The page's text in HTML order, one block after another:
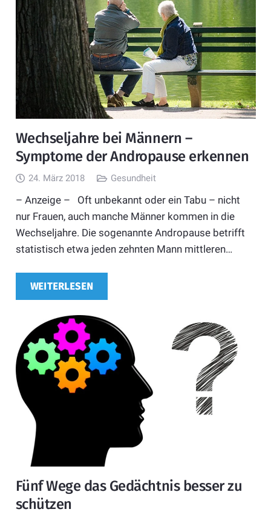
Wechseljahre bei Männern –
Symptome der Andropause erkennen
24. März 2018 Gesundheit
– Anzeige – Oft unbekannt oder ein Tabu – nicht
nur Frauen, auch manche Männer kommen in die
Wechseljahre. Die sogenannte Andropause betrifft
statistisch etwa jeden zehnten Mann mittleren…
WEITERLESEN
Fünf Wege das Gedächtnis besser zu
schützen